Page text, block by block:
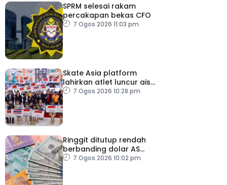
SPRM selesai rakam
percakapan bekas CFO
7 Ogos 2026 11:03 pm
Skate Asia platform
lahirkan atlet luncur ais
negara
7 Ogos 2026 10:28 pm
Ringgit ditutup rendah
berbanding dolar AS
menjelang pengumuman
7 Ogos 2026 10:02 pm